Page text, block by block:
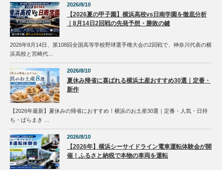
2026/8/10
【2026夏の甲子園】横浜高校vs日南学園を徹底分析
｜8月14日2回戦の先発予想・勝敗の鍵
2026年8月14日、第108回全国高等学校野球選手権大会の2回戦で、神奈川代表の横
浜高校と宮崎代…
2026/8/10
夏休み帰省に喜ばれる横浜土産おすすめ30選｜定番・
新作
【2026年最新】夏休みの帰省におすすめ！横浜のお土産30選｜定番・人気・日持
ち・ばらまき …
2026/8/10
【2026年】横浜シーサイドライン電車運転体験会が開
催！ふるさと納税で本物の車両を運転